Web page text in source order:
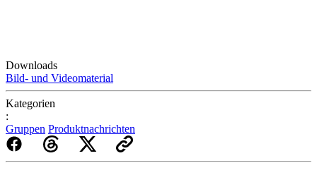
Downloads
Bild- und Videomaterial
Kategorien
:
Gruppen Produktnachrichten